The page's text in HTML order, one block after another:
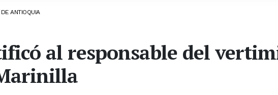
ANTIOQUIA
al responsable del